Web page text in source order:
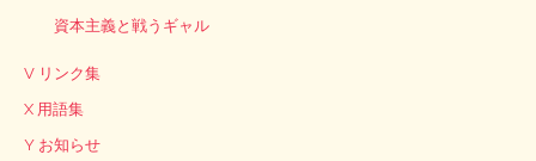
資本主義と戦うギャル
V リンク集
X 用語集
Y お知らせ